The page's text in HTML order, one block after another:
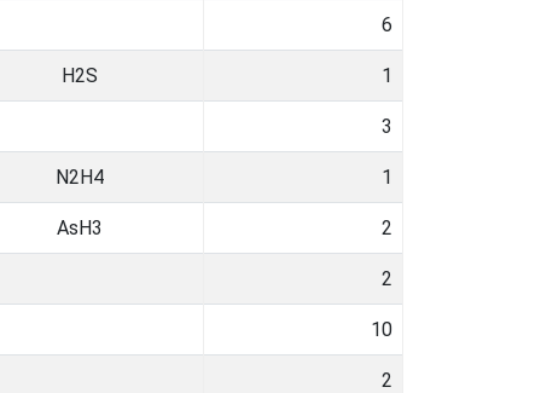
6
H2S 1
3
N2H4 1
AsH3 2
2
10
2